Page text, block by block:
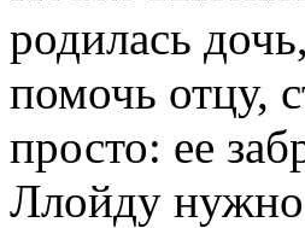
родилась
помочь отцу,
просто: ее
Ллойду нужно